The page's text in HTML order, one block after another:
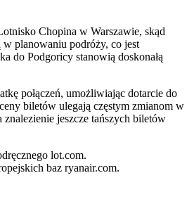
Chopina w Warszawie, skąd
planowaniu podróży, co jest
do Podgoricy stanowią doskonałą
połączeń, umożliwiając dotarcie do
biletów ulegają częstym zmianom w
jeszcze tańszych biletów
lot.com.
baz ryanair.com.